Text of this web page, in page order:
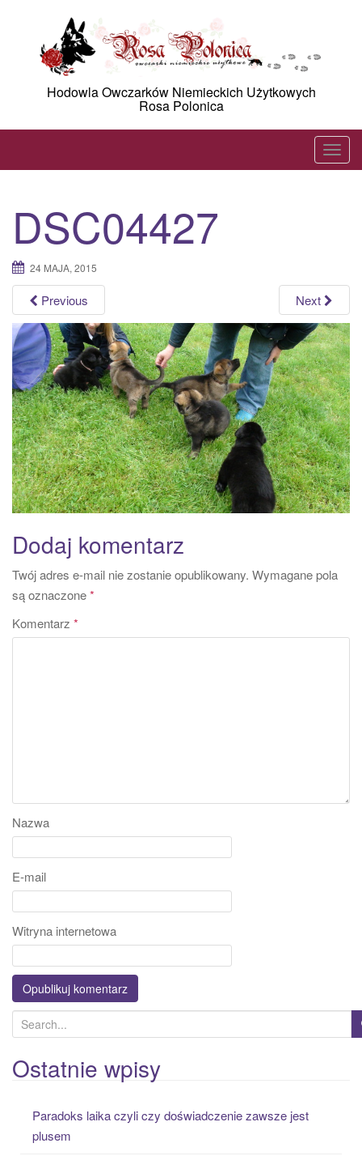
Hodowla Owczarków Niemieckich Użytkowych
Rosa Polonica
T
o
v
i
g
a
t
i
o
n
DSC04427
24 MAJA, 2015
Previous Next
Dodaj komentarz
Twój adres e-mail nie zostanie opublikowany. Wymagane pola
są oznaczone*
Komentarz *
Nazwa
E-mail
Witryna internetowa
e
a
r
Ostatnie wpisy
Paradoks laika czyli czy doświadczenie zawsze jest
plusem